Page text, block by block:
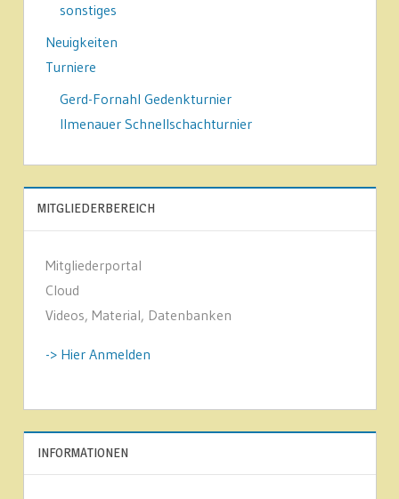
sonstiges
Neuigkeiten
Turniere
Gerd-Fornahl Gedenkturnier
Ilmenauer Schnellschachturnier
MITGLIEDERBEREICH
Mitgliederportal
Cloud
Videos, Material, Datenbanken
-> Hier Anmelden
INFORMATIONEN